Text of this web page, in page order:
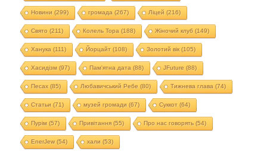
Новини (299) громада (267) Ліцей (216)
Свято (211) Колель Тора (188) Жіночий клуб (149)
Ханука (111) Йорцайт (108) Золотий вік(105)
Хасидізм (97) Пам'ятна дата (88) JFuture (88)
Песах(85) Любавичський Ребе (80) Тижнева глава (74)
Статьи (71) музей громади (67) Суккот (64)
Пурім (57) Привітання(55) Про нас говорять(54)
EnerJew(54) хали (53)